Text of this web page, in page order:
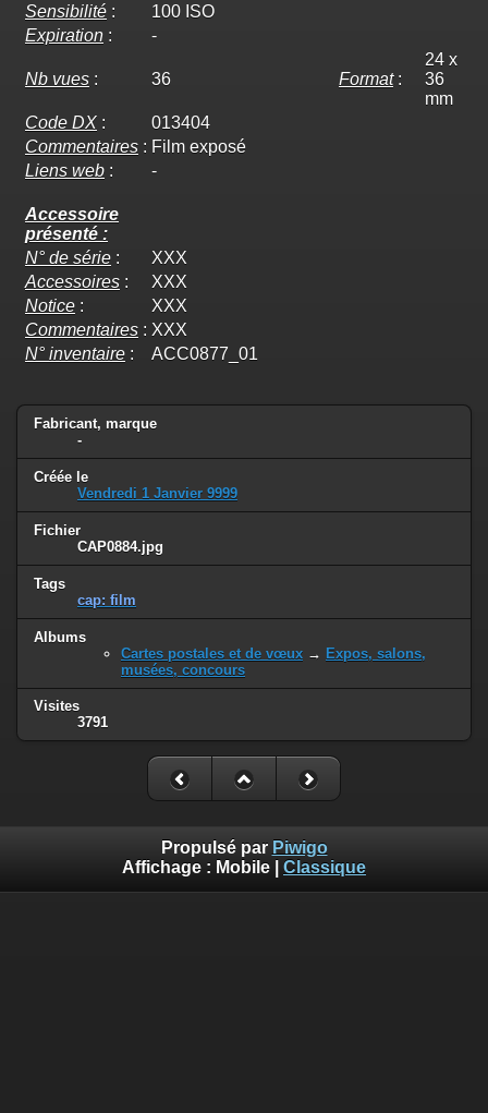
Sensibilité :
100 ISO
Expiration : -
Nb vues : 36 Format:
24 x
36
mm
Code DX :
013404
Commentaires : Film exposé
Liens web : -
Accessoire
présenté :
N° de série :
XXX
Accessoires :
XXX
Notice :
XXX
Commentaires : XXX
N° inventaire : ACC0877_01
Fabricant, marque
-
Créée le
Vendredi 1 Janvier 9999
Fichier
CAP0884.jpg
Tags
cap: film
Albums
Cartes postales et de vœux → Expos, salons,
musées, concours
Visites
3791
Propulsé par Piwigo
Affichage : Mobile Classique